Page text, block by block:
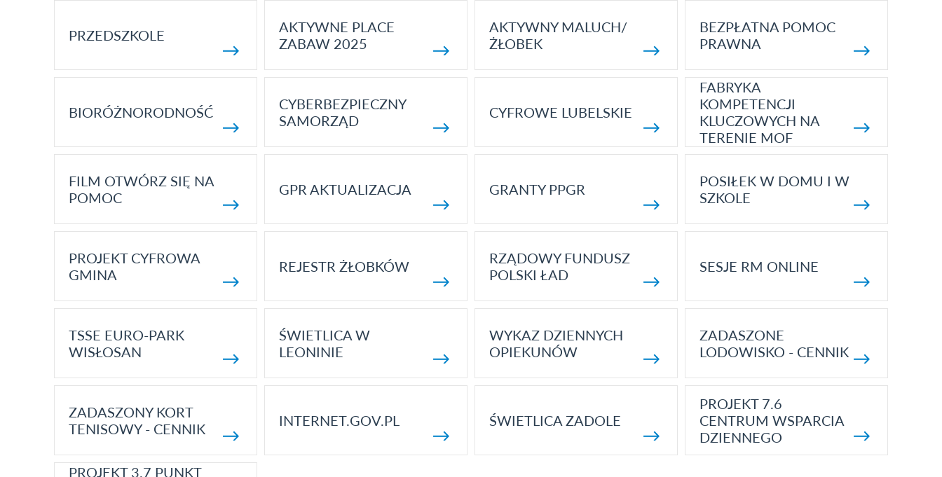
PRZEDSZKOLE
AKTYWNE PLACE
ZABAW 2025
AKTYWNY MALUCH/
ŻŁOBEK
BEZPŁATNA POMOC
PRAWNA
BIORÓŻNORODNOŚĆ
CYBERBEZPIECZNY
SAMORZĄD
CYFROWE LUBELSKIE
FABRYKA
KOMPETENCJI
KLUCZOWYCH NA
TERENIE MOF
FILM OTWÓRZ SIĘ NA
POMOC
GPR AKTUALIZACJA GRANTY PPGR
POSIŁEK W DOMU I W
SZKOLE
PROJEKT CYFROWA
GMINA
REJESTR ŻŁOBKÓW
RZĄDOWY FUNDUSZ
POLSKI ŁAD
SESJE RM ONLINE
TSSE EURO-PARK
WISŁOSAN
ŚWIETLICA W
LEONINIE
WYKAZ DZIENNYCH
OPIEKUNÓW
ZADASZONE
LODOWISKO - CENNIK
ZADASZONY KORT
TENISOWY - CENNIK
INTERNET.GOV.PL ŚWIETLICA ZADOLE
PROJEKT 7.6
CENTRUM WSPARCIA
DZIENNEGO
PROJEKT 3.7 PUNKT